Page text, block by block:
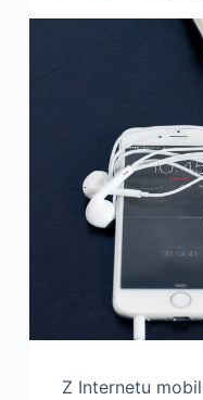
Z Internetu